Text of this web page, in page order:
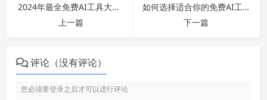
2024年最全免费AI工具大汇总：写作、制作PPT、视频编辑与智能问答全解析！
上一篇
如何选择适合你的免费AI工具：从PPT生成到智能写作全解析！
下一篇
评论（没有评论）